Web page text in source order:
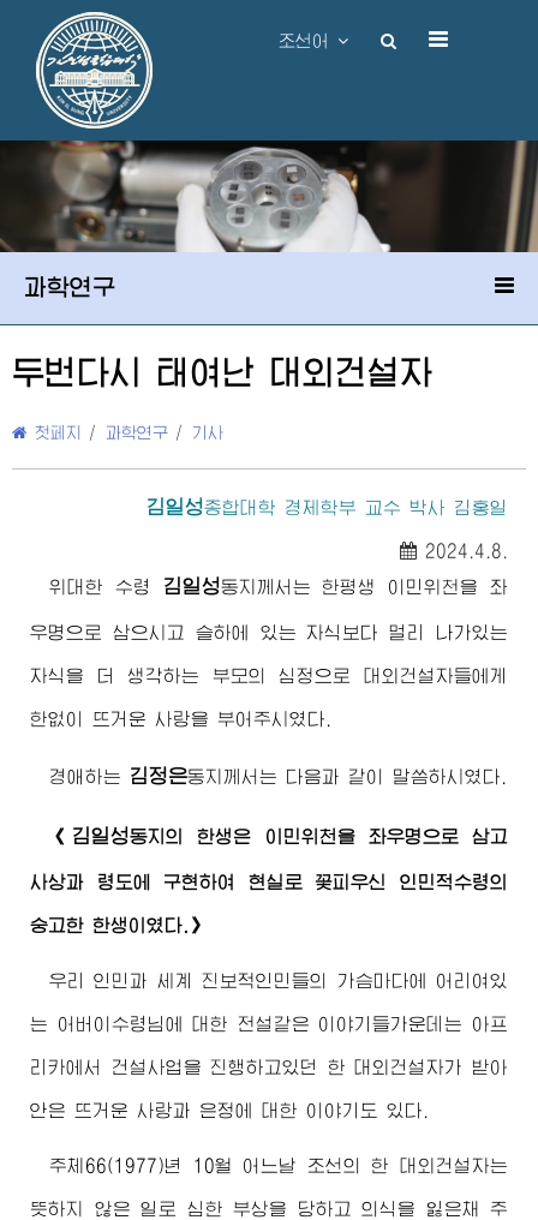
조선어
과학연구
두번다시 태여난 대외건설자
첫페지 / 과학연구 / 기사
김일성종합대학 경제학부 교수 박사 김홍일
2024.4.8.
위대한
수령 김일성동지께서 는 한평생 이민위천을 좌
우명으로 삼으시고 슬하에 있는 자식보다 멀리 나가있는
자식을 더 생각하는 부모의 심정으로 대외건설자들에게
한없이 뜨거운 사랑을 부어주시였다.
경애하는 김정은동지께서 는 다음과 같이 말씀하시였다.
《 김일성동지의 한생은 이민위천을 좌우명으로 삼고
사상과 령도에 구현하여 현실로 꽃피우신 인민적수령의
숭고한 한생이였다.》
우리 인민과 세계 진보적인민들의 가슴마다에 어리여있
는 어버이수령님 에 대한 전설같은 이야기들가운데는 아프
리카에서 건설사업을 진행하고있던 한 대외건설자가 받아
안은 뜨거운 사랑과 은정에 대한 이야기도 있다.
주체66(1977)년 10월 어느날 조선의 한 대외건설자는
뜻하지 않은 일로 심한 부상을 당하고 의식을 잃은채 주